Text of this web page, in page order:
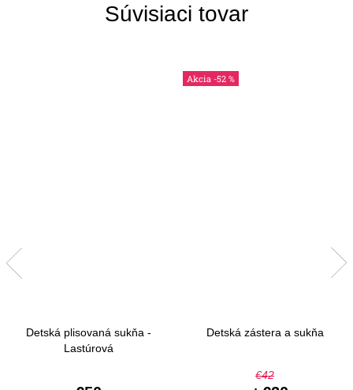
Súvisiaci tovar
Detská plisovaná sukňa -
Lastúrová
-52 %
Detská zástera a sukňa
€42